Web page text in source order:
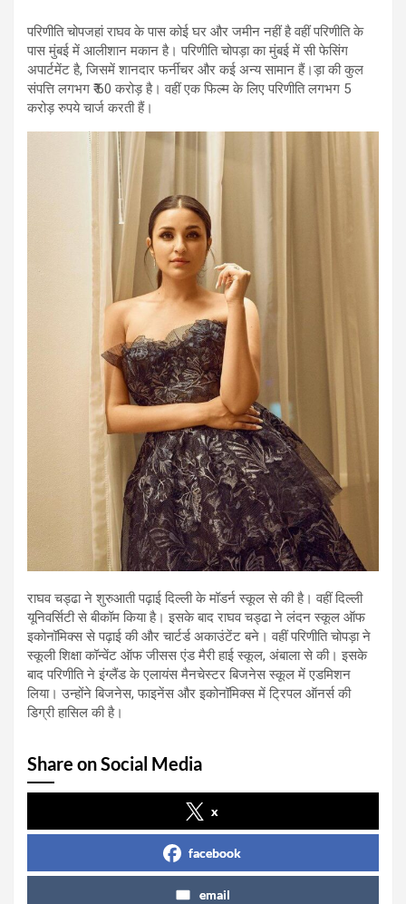
परिणीति चोपजहां राघव के पास कोई घर और जमीन नहीं है वहीं परिणीति के
पास मुंबई में आलीशान मकान है। परिणीति चोपड़ा का मुंबई में सी फेसिंग
अपार्टमेंट है, जिसमें शानदार फर्नीचर और कई अन्य सामान हैं।ड़ा की कुल
संपत्ति लगभग ₹ 60 करोड़ है। वहीं एक फिल्म के लिए परिणीति लगभग 5
करोड़ रुपये चार्ज करती हैं।
राघव चड्ढा ने शुरुआती पढ़ाई दिल्ली के मॉडर्न स्कूल से की है। वहीं दिल्ली
यूनिवर्सिटी से बीकॉम किया है। इसके बाद राघव चड्ढा ने लंदन स्कूल ऑफ
इकोनॉमिक्स से पढ़ाई की और चार्टर्ड अकाउंटेंट बने। वहीं परिणीति चोपड़ा ने
स्कूली शिक्षा कॉन्वेंट ऑफ जीसस एंड मैरी हाई स्कूल, अंबाला से की। इसके
बाद परिणीति ने इंग्लैंड के एलायंस मैनचेस्टर बिजनेस स्कूल में एडमिशन
लिया। उन्होंने बिजनेस, फाइनेंस और इकोनॉमिक्स में ट्रिपल ऑनर्स की
डिग्री हासिल की है।
Share on Social Media
x
facebook
email